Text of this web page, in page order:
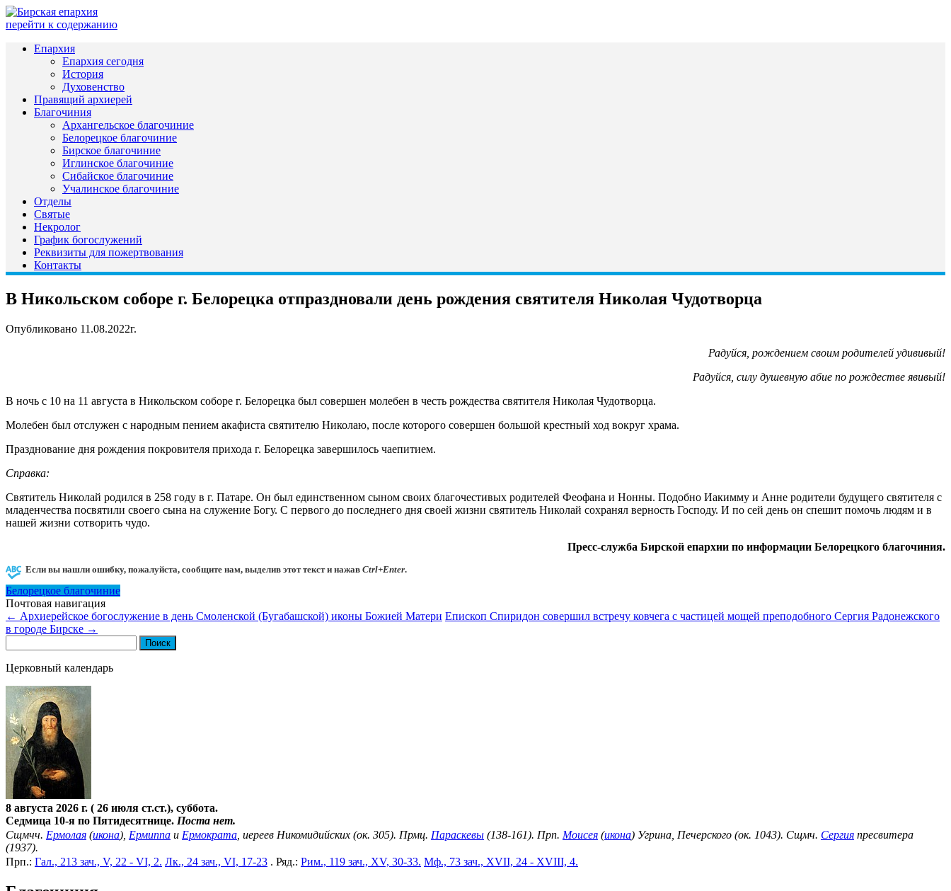
перейти к содержанию
Епархия
Епархия сегодня
История
Духовенство
Правящий архиерей
Благочиния
Архангельское благочиние
Белорецкое благочиние
Бирское благочиние
Иглинское благочиние
Сибайское благочиние
Учалинское благочиние
Отделы
Святые
Некролог
График богослужений
Реквизиты для пожертвования
Контакты
В Никольском соборе г. Белорецка отпраздновали день рождения святителя Николая Чудотворца
Опубликовано 11.08.2022г.
Радуйся, рождением своим родителей удививый!
Радуйся, силу душевную абие по рождестве явивый!
В ночь с 10 на 11 августа в Никольском соборе г. Белорецка был совершен молебен в честь рождества святителя Николая Чудотворца.
Молебен был отслужен с народным пением акафиста святителю Николаю, после которого совершен большой крестный ход вокруг храма.
Празднование дня рождения покровителя прихода г. Белорецка завершилось чаепитием.
Справка:
Святитель Николай родился в 258 году в г. Патаре. Он был единственном сыном своих благочестивых родителей Феофана и Нонны. Подобно Иакимму и Анне родители будущего святителя с
младенчества посвятили своего сына на служение Богу. С первого до последнего дня своей жизни святитель Николай сохранял верность Господу. И по сей день он спешит помочь людям и в
нашей жизни сотворить чудо.
Пресс-служба Бирской епархии по информации Белорецкого благочиния.
Если вы нашли ошибку, пожалуйста, сообщите нам, выделив этот текст и нажав Ctrl+Enter.
Белорецкое благочиние
Почтовая навигация
← Архиерейское богослужение в день Смоленской (Бугабашской) иконы Божией Матери Епископ Спиридон совершил встречу ковчега с частицей мощей преподобного Сергия Радонежского
в городе Бирске →
Церковный календарь
8 августа 2026 г. ( 26 июля ст.ст.), суббота.
Седмица 10-я по Пятидесятнице. Поста нет.
Сщмчч. Ермолая (икона), Ермиппа и Ермократа , иереев Никомидийских (ок. 305). Прмц. Параскевы (138-161). Прп. Моисея (икона) Угрина, Печерского (ок. 1043). Сщмч. Сергия пресвитера
(1937).
Прп.: Гал., 213 зач., V, 22 - VI, 2. Лк., 24 зач., VI, 17-23 . Ряд.: Рим., 119 зач., XV, 30-33. Мф., 73 зач., XVII, 24 - XVIII, 4.